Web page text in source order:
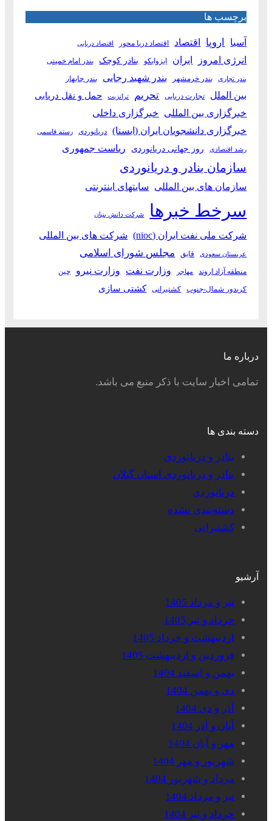
برچسب ها
آسیا اروپا اقتصاد اقتصاد دریا محور اقتصاد دریایی
انرژی امروز ایران ایزوایکو بنادر کوچک بندر امام خمینی
بندر تجاری بندر خرمشهر بندر شهید رجایی بندر چابهار
بین الملل تجارت دریایی تحریم ترانزیت حمل و نقل دریایی
خبرگزاری بین المللی خبرگزاری داخلی
خبرگزاری دانشجویان ایران (ایسنا)
دریانوردی رستم قاسمی
رشد اقتصادی روز جهانی دریانوردی ریاست جمهوری
سازمان بنادر و دریانوردی
سازمان های بین المللی سایتهای اینترنتی
سرخط خبرها شرکت دانش بنیان
شرکت ملی نفت ایران (nioc) شرکت های بین المللی
عربستان سعودی قایق مجلس شورای اسلامی
منطقه آزاد اروند مهاجر وزارت نفت وزارت نیرو چین
کریدور شمال-جنوب کشتیرانی کشتی سازی
درباره ما
تمامی اخبار سایت با ذکر منبع می باشد.
دسته بندی ها
بنادر و دریانوردی
بنادر و دریانوردی استان گیلان
دریانوردی
دسته‌بندی نشده
کشتیرانی
آرشیو
تیر و مرداد 1405
خرداد و تیر 1405
اردیبهشت و خرداد 1405
فروردین و اردیبهشت 1405
بهمن و اسفند 1404
دی و بهمن 1404
آذر و دی 1404
آبان و آذر 1404
مهر و آبان 1404
شهریور و مهر 1404
مرداد و شهریور 1404
تیر و مرداد 1404
خرداد و تیر 1404